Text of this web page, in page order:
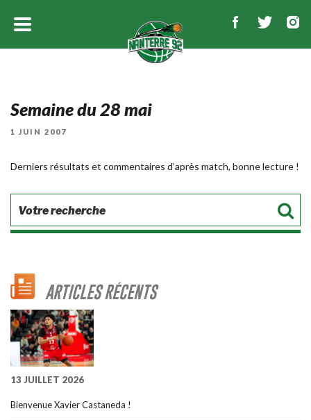
Semaine du 28 mai
PUBLIÉ
1 JUIN 2007
Derniers résultats et commentaires d’après match, bonne lecture !
ARTICLES RÉCENTS
13 JUILLET 2026
Bienvenue Xavier Castaneda !